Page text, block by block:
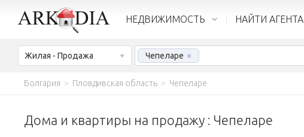
НЕДВИЖИМОСТЬ НАЙТИ АГЕНТА
Жилая - Продажа Чепеларе ×
Болгария > Пловдивская область > Чепеларе
Дома и квартиры на продажу : Чепеларе